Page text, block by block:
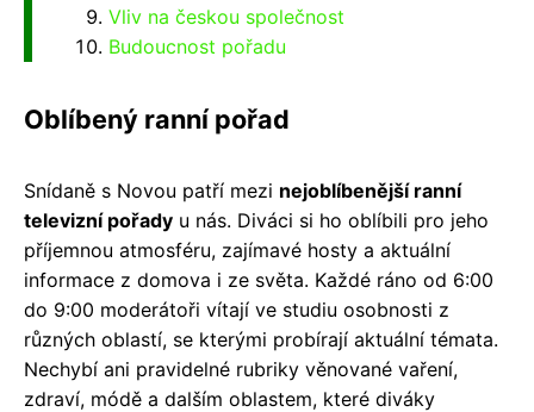
Vliv na českou společnost
Budoucnost pořadu
Oblíbený ranní pořad
Snídaně s Novou patří mezi nejoblíbenější ranní
televizní pořady u nás. Diváci si ho oblíbili pro jeho
příjemnou atmosféru, zajímavé hosty a aktuální
informace z domova i ze světa. Každé ráno od 6:00
do 9:00 moderátoři vítají ve studiu osobnosti z
různých oblastí, se kterými probírají aktuální témata.
Nechybí ani pravidelné rubriky věnované vaření,
zdraví, módě a dalším oblastem, které diváky